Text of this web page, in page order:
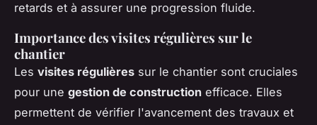
retards et à assurer une progression fluide.
Importance des visites régulières sur le
chantier
Les visites régulières sur le chantier sont cruciales
pour une gestion de construction efficace. Elles
permettent de vérifier l'avancement des travaux et